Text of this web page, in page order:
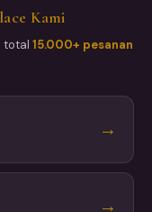
Kami
total15.000+ pesanan
→
→